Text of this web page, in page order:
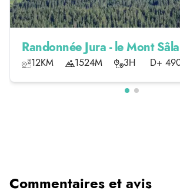
Randonnée Jura - le Mont Sâla
12KM 1524M 3H D+
Commentaires et avis